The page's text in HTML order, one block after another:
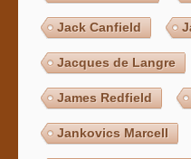
Jack Canfield
Jacques de Langre
James Redfield
Jankovics Marcell